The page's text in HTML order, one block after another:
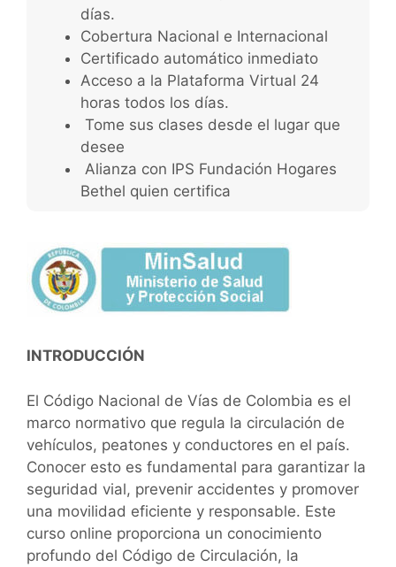
días.
Cobertura Nacional e Internacional
Certificado automático inmediato
Acceso a la Plataforma Virtual 24
horas todos los días.
Tome sus clases desde el lugar que
desee
Alianza con IPS Fundación Hogares
Bethel quien certifica
INTRODUCCIÓN
El Código Nacional de Vías de Colombia es el
marco normativo que regula la circulación de
vehículos, peatones y conductores en el país.
Conocer esto es fundamental para garantizar la
seguridad vial, prevenir accidentes y promover
una movilidad eficiente y responsable. Este
curso online proporciona un conocimiento
profundo del Código de Circulación, la